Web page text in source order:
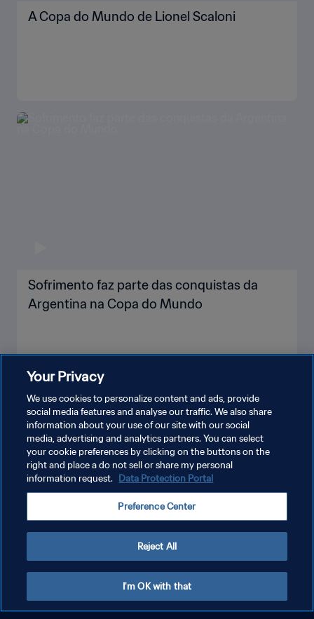
A Copa do Mundo de Lionel Scaloni
Sofrimento faz parte das conquistas da
Argentina na Copa do Mundo
VEJA MAIS
POLÍTICA DE PRIVACIDADE
TERMOS DE SERVIÇO
ADMINISTRAR AS PREFERÊNCIAS DE COOKIES
Your Privacy
We use cookies to personalize content and ads, provide
social media features and analyse our traffic. We also share
information about your use of our site with our social
media, advertising and analytics partners. You can select
your cookie preferences by clicking on the buttons on the
right and place a do not sell or share my personal
information request. Data Protection Portal
Preference Center
Reject All
I'm OK with that